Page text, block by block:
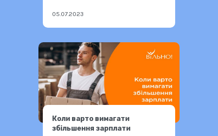
05.07.2023
Коли варто вимагати
збільшення зарплати